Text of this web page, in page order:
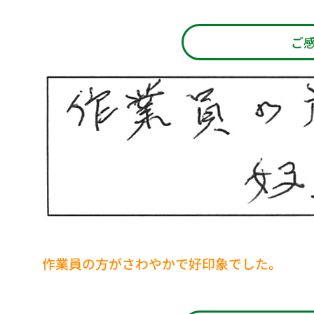
ご
作業員の方がさわやかで好印象でした。